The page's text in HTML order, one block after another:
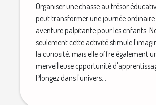
Organiser une chasse au trésor
peut transformer une journée ordinaire
aventure palpitante pour les enfants.
seulement cette activité stimule
la curiosité, mais elle offre également
merveilleuse opportunité
Plongez dans l'univers...